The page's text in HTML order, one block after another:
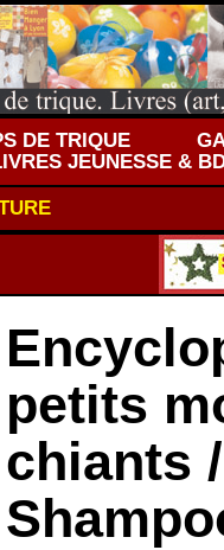
DE TRIQUE
JEUNESSE &
petits
chiants